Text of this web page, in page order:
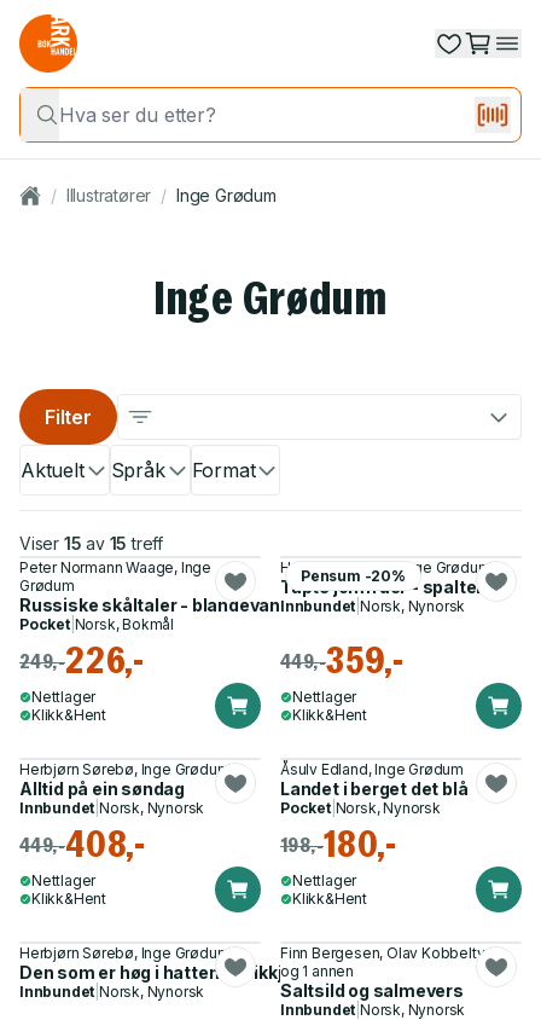
/ Illustratører / Inge Grødum
Inge Grødum
Aktuelt Språk Format
Filter
Viser 15 av 15 treff
Peter Normann Waage, Inge
Grødum
Russiske skåltaler - blandevann til vodka
Pocket| Norsk, Bokmål
249,-226,-
Nettlager
Klikk&Hent
Pensum -20%
Herbjørn Sørebø, Inge Grødum
Tapte jomfruer - spalter
Innbundet |Norsk, Nynorsk
449,-359,-
Nettlager
Klikk&Hent
Herbjørn Sørebø, Inge Grødum
Alltid på ein søndag
Innbundet |Norsk, Nynorsk
449,-408,-
Nettlager
Klikk&Hent
Åsulv Edland, Inge Grødum
Landet i berget det blå
Pocket| Norsk, Nynorsk
198,-180,-
Nettlager
Klikk&Hent
Herbjørn Sørebø, Inge Grødum
Den som er høg i hatten bør ikkje bli i vinden - aforismar
Innbundet |Norsk, Nynorsk
Finn Bergesen, Olav Kobbeltveit
og 1 annen
Saltsild og salmevers
Innbundet |Norsk, Nynorsk